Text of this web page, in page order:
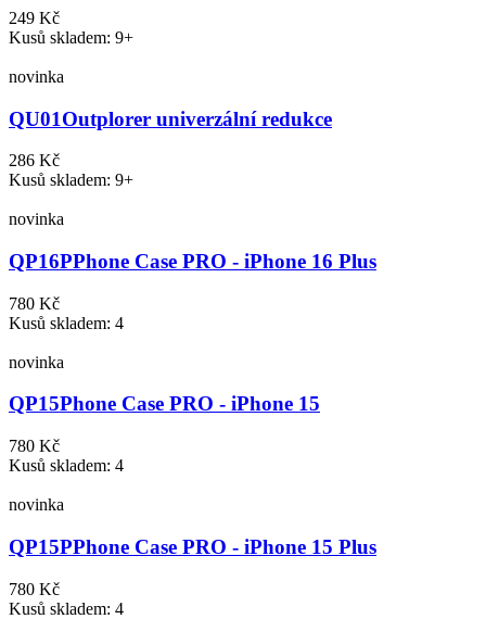
249 Kč
Kusů skladem: 9+
novinka
QU01Outplorer univerzální redukce
286 Kč
Kusů skladem: 9+
novinka
QP16PPhone Case PRO - iPhone 16 Plus
780 Kč
Kusů skladem: 4
novinka
QP15Phone Case PRO - iPhone 15
780 Kč
Kusů skladem: 4
novinka
QP15PPhone Case PRO - iPhone 15 Plus
780 Kč
Kusů skladem: 4